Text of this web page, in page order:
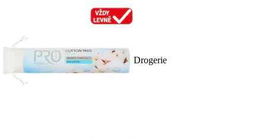
Drogerie